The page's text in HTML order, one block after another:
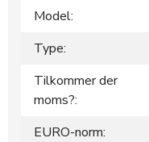
Model:
Type:
Tilkommer der
moms?:
EURO-norm: